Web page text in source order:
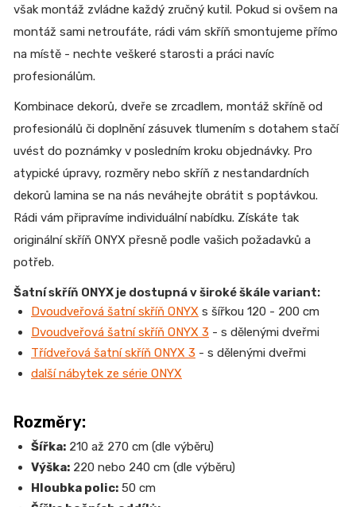
však montáž zvládne každý zručný kutil. Pokud si ovšem na
montáž sami netroufáte, rádi vám skříň smontujeme přímo
na místě - nechte veškeré starosti a práci navíc
profesionálům.
Kombinace dekorů, dveře se zrcadlem, montáž skříně od
profesionálů či doplnění zásuvek tlumením s dotahem stačí
uvést do poznámky v posledním kroku objednávky. Pro
atypické úpravy, rozměry nebo skříň z nestandardních
dekorů lamina se na nás neváhejte obrátit s poptávkou.
Rádi vám připravíme individuální nabídku. Získáte tak
originální skříň ONYX přesně podle vašich požadavků a
potřeb.
Šatní skříň ONYX je dostupná v široké škále variant:
Dvoudveřová šatní skříň ONYX s šířkou 120 - 200 cm
Dvoudveřová šatní skříň ONYX 3 - s dělenými dveřmi
Třídveřová šatní skříň ONYX 3 - s dělenými dveřmi
další nábytek ze série ONYX
Rozměry:
Šířka: 210 až 270 cm (dle výběru)
Výška: 220 nebo 240 cm (dle výběru)
Hloubka polic: 50 cm